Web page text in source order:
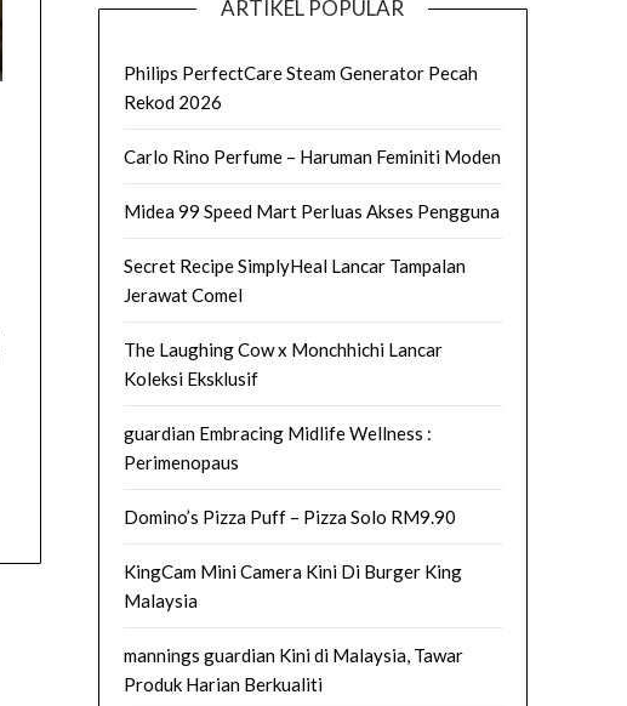
ARTIKEL POPULAR
Philips PerfectCare Steam Generator Pecah
Rekod 2026
Carlo Rino Perfume – Haruman Feminiti Moden
Midea 99 Speed Mart Perluas Akses Pengguna
Secret Recipe SimplyHeal Lancar Tampalan
Jerawat Comel
The Laughing Cow x Monchhichi Lancar
Koleksi Eksklusif
guardian Embracing Midlife Wellness :
Perimenopaus
Domino’s Pizza Puff – Pizza Solo RM9.90
KingCam Mini Camera Kini Di Burger King
Malaysia
mannings guardian Kini di Malaysia, Tawar
Produk Harian Berkualiti